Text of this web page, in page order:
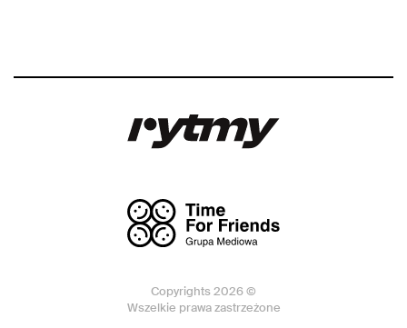
Copyrights 2026 ©
Wszelkie prawa zastrzeżone